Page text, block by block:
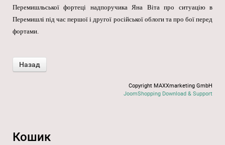
Перемишльської фортеці надпоручика Яна Віта про ситуацію в
Перемишлі під час першої і другої російської облоги та про бої перед
фортами.
Copyright MAXXmarketing GmbH
JoomShopping Download & Support
Кошик